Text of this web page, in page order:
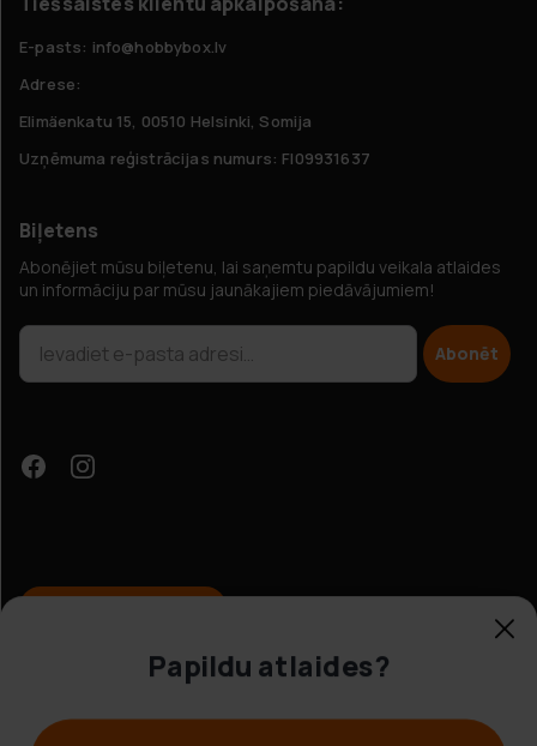
E-pasts: info@hobbybox.lv
Adrese:
Elimäenkatu 15, 00510 Helsinki, Somija
Uzņēmuma reģistrācijas numurs: FI09931637
Biļetens
Abonējiet mūsu biļetenu, lai saņemtu papildu veikala atlaides
un informāciju par mūsu jaunākajiem piedāvājumiem!
Abonēt
Noteikumi un nosacījumi